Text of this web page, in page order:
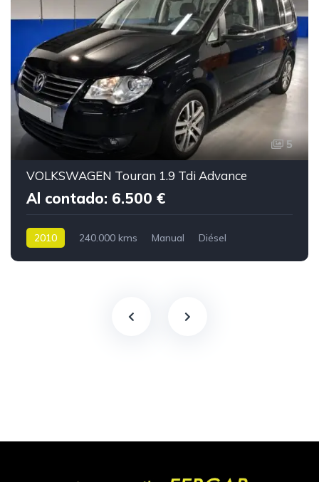
5
VOLKSWAGEN Touran 1.9 Tdi Advance
Al contado: 6.500 €
2010 240.000 kms Manual Diésel